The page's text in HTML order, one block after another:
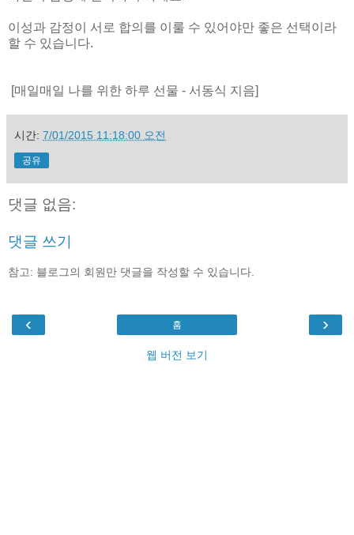
이성과 감정이 서로 합의를 이룰 수 있어야만 좋은 선택이라
할 수 있습니다.
[매일매일 나를 위한 하루 선물 - 서동식 지음]
시간: 7/01/2015 11:18:00 오전
공유
댓글 없음:
댓글 쓰기
참고: 블로그의 회원만 댓글을 작성할 수 있습니다.
‹ ›
홈
웹 버전 보기